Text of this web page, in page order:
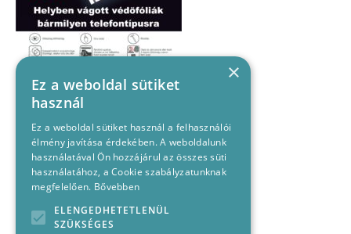
×
Ez a weboldal sütiket
használ
Ez a weboldal sütiket használ a felhasználói
élmény javítása érdekében. A weboldalunk
használatával Ön hozzájárul az összes süti
használatához, a Cookie szabályzatunknak
megfelelően. Bővebben
ELENGEDHETETLENÜL
SZÜKSÉGES